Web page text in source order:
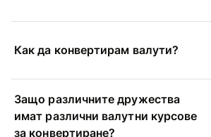
Как да конвертирам валути?
Защо различните дружества
имат различни валутни курсове
за конвертиране?